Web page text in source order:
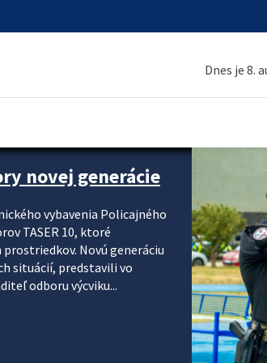
Dnes je 8.
novej generácie
vybavenia Policajného
TASER 10, ktoré
Novú generáciu
situácií, predstavili vo
odboru výcviku...